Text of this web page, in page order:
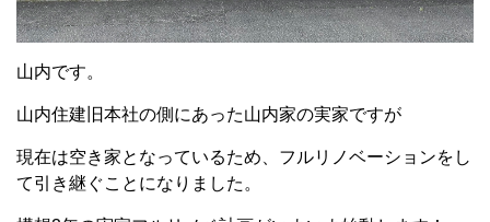
山内です。
山内住建旧本社の側にあった山内家の実家ですが
現在は空き家となっているため、フルリノベーションをし
て引き継ぐことになりました。